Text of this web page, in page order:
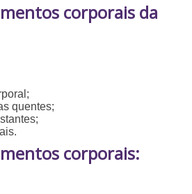
corporais da
quentes;
corporais: